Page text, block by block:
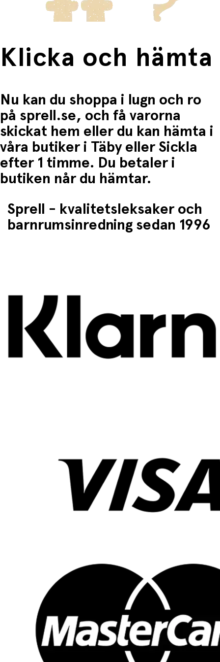
Klicka och hämta
Nu kan du shoppa i lugn och ro
på sprell.se, och få varorna
skickat hem eller du kan hämta i
våra butiker i Täby eller Sickla
efter 1 timme. Du betaler i
butiken når du hämtar.
Sprell - kvalitetsleksaker och
barnrumsinredning sedan 1996